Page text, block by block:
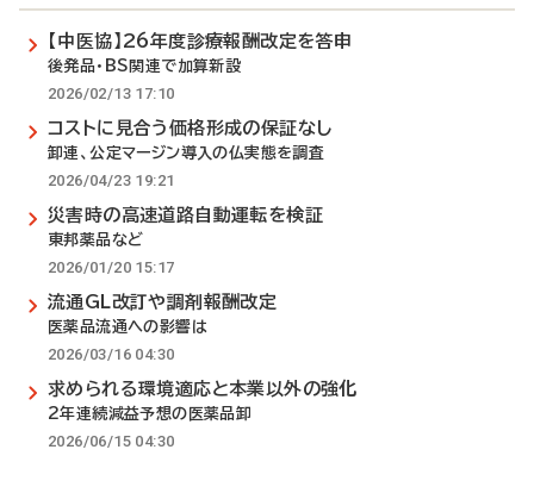
【中医協】26年度診療報酬改定を答申
後発品・BS関連で加算新設
2026/02/13 17:10
コストに見合う価格形成の保証なし
卸連、公定マージン導入の仏実態を調査
2026/04/23 19:21
災害時の高速道路自動運転を検証
東邦薬品など
2026/01/20 15:17
流通GL改訂や調剤報酬改定
医薬品流通への影響は
2026/03/16 04:30
求められる環境適応と本業以外の強化
2年連続減益予想の医薬品卸
2026/06/15 04:30